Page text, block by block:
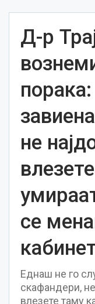
Д-р
не
се
Еднаш не го
скафандери,
влезете таму